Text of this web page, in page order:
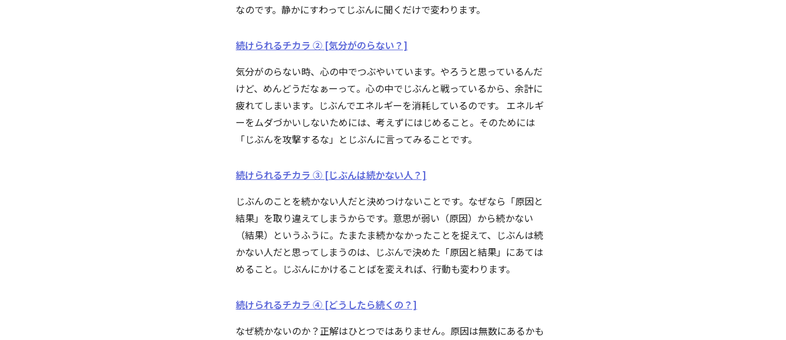
なのです。静かにすわってじぶんに聞くだけで変わります。
続けられるチカラ ② [気分がのらない？]
気分がのらない時、心の中でつぶやいています。やろうと思っているんだ
けど、めんどうだなぁーって。心の中でじぶんと戦っているから、余計に
疲れてしまいます。じぶんでエネルギーを消耗しているのです。 エネルギ
ーをムダづかいしないためには、考えずにはじめること。そのためには
「じぶんを攻撃するな」とじぶんに言ってみることです。
続けられるチカラ ③ [じぶんは続かない人？]
じぶんのことを続かない人だと決めつけないことです。なぜなら「原因と
結果」を取り違えてしまうからです。意思が弱い（原因）から続かない
（結果）というふうに。たまたま続かなかったことを捉えて、じぶんは続
かない人だと思ってしまうのは、じぶんで決めた「原因と結果」にあては
めること。じぶんにかけることばを変えれば、行動も変わります。
続けられるチカラ ④ [どうしたら続くの？]
なぜ続かないのか？正解はひとつではありません。原因は無数にあるかも